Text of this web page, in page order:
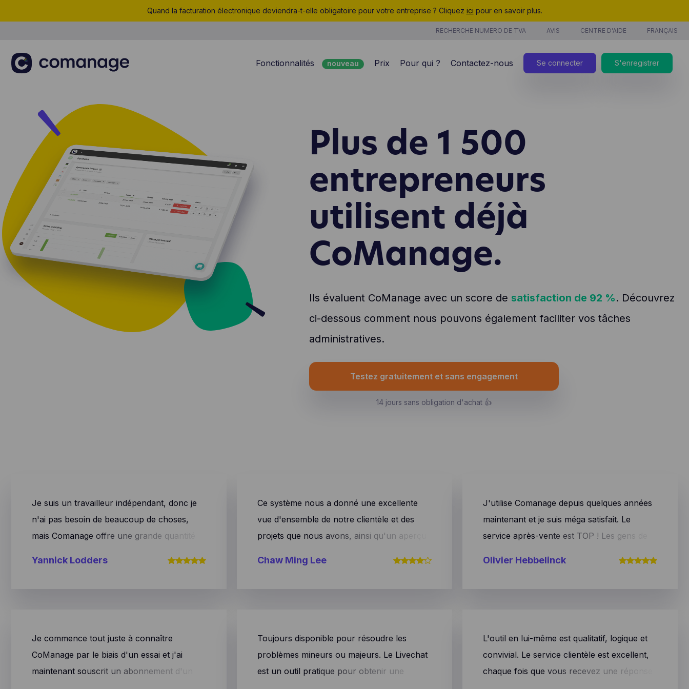
Quand la facturation électronique deviendra-t-elle obligatoire pour votre entreprise ? Cliquez ici pour en savoir plus.
RECHERCHE NUMERO DE TVA AVIS CENTRE D'AIDE FRANÇAIS
Fonctionnalités nouveau
Gestion de projet nouveau
Enregistrement du temps nouveau
Produits & Services
Prix Pour qui ? Contactez-nous Se connecter S'enregistrer
Plus de 1 500
entrepreneurs
utilisent déjà
CoManage.
Ils évaluent CoManage avec un score de satisfaction de 92 %. Découvrez
ci-dessous comment nous pouvons également faciliter vos tâches
administratives.
Testez gratuitement et sans engagement
14 jours sans obligation d'achat 👍
Je suis un travailleur indépendant, donc je
n'ai pas besoin de beaucoup de choses,
mais Comanage offre une grande quantité
vos factures payées. De plus, je suis super
excité par la vitesse et l'aide de l'équipe. Si
vous avez une question, vous obtenez une
Yannick Lodders
Ce système nous a donné une excellente
vue d'ensemble de notre clientèle et des
projets que nous avons, ainsi qu'un aperçu
Chaw Ming Lee
J'utilise Comanage depuis quelques années
maintenant et je suis méga satisfait. Le
service après-vente est TOP ! Les gens de
Olivier Hebbelinck
Je commence tout juste à connaître
CoManage par le biais d'un essai et j'ai
maintenant souscrit un abonnement d'un
Toujours disponible pour résoudre les
problèmes mineurs ou majeurs. Le Livechat
est un outil pratique pour obtenir une
L'outil en lui-même est qualitatif, logique et
convivial. Le service clientèle est excellent,
chaque fois que vous recevez une réponse